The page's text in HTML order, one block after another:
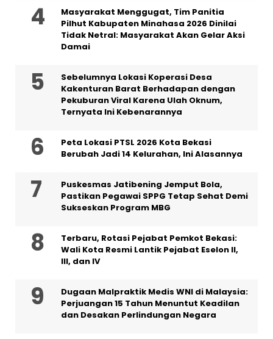
Masyarakat Menggugat, Tim Panitia
Pilhut Kabupaten Minahasa 2026 Dinilai
Tidak Netral: Masyarakat Akan Gelar Aksi
Damai
Sebelumnya Lokasi Koperasi Desa
Kakenturan Barat Berhadapan dengan
Pekuburan Viral Karena Ulah Oknum,
Ternyata Ini Kebenarannya
Peta Lokasi PTSL 2026 Kota Bekasi
Berubah Jadi 14 Kelurahan, Ini Alasannya
Puskesmas Jatibening Jemput Bola,
Pastikan Pegawai SPPG Tetap Sehat Demi
Sukseskan Program MBG
‎Terbaru, Rotasi Pejabat Pemkot Bekasi:
Wali Kota Resmi Lantik Pejabat Eselon II,
III, dan IV ‎
‎Dugaan Malpraktik Medis WNI di Malaysia:
Perjuangan 15 Tahun Menuntut Keadilan
dan Desakan Perlindungan Negara